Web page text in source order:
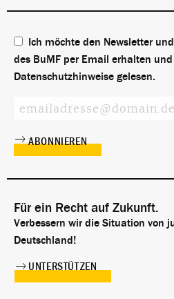
Ich möchte den Newsletter
des BuMF per Email erhalten
Datenschutzhinweise gelesen.
Für ein Recht auf Zukunft.
Verbessern wir die Situation von
Deutschland!
UNTERSTÜTZEN